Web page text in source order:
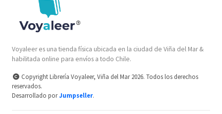
Voyaleer es una tienda física ubicada en la ciudad de Viña del Mar &
habilitada online para envíos a todo Chile.
Copyright Librería Voyaleer, Viña del Mar 2026. Todos los derechos
reservados.
Desarrollado porJumpseller.